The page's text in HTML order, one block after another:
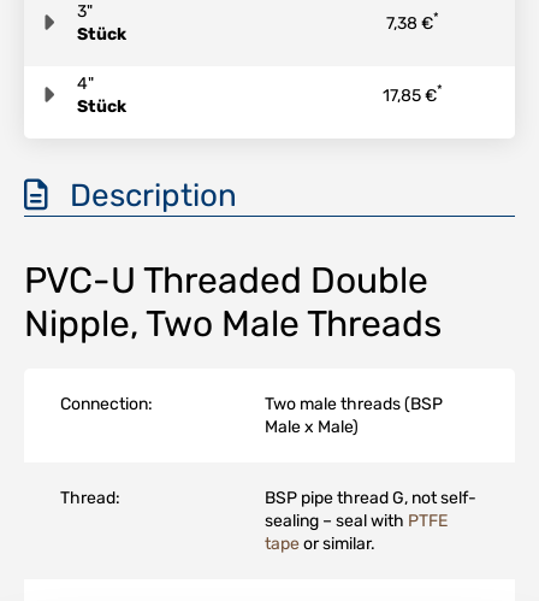
3"
Stück
7,38 €*
4"
Stück
17,85 €*
Description
PVC-U Threaded Double
Nipple, Two Male Threads
Connection:
Two male threads (BSP
Male x Male)
Thread:
BSP pipe thread G, not self-
sealing – seal with PTFE
tapeor similar.